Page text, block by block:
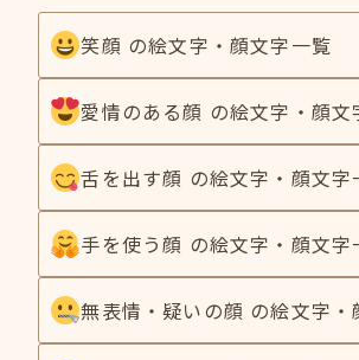
笑顔 の絵文字・顔文字一覧
愛情のある顔 の絵文字・顔文
舌を出す顔 の絵文字・顔文字
手を使う顔 の絵文字・顔文字
無表情・疑いの顔 の絵文字・